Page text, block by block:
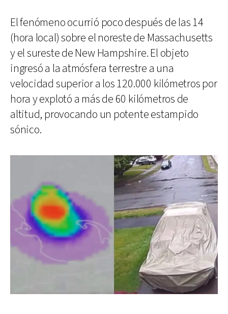
El fenómeno ocurrió poco después de las 14
(hora local) sobre el noreste de Massachusetts
y el sureste de New Hampshire. El objeto
ingresó a la atmósfera terrestre a una
velocidad superior a los 120.000 kilómetros por
hora y explotó a más de 60 kilómetros de
altitud, provocando un potente estampido
sónico.